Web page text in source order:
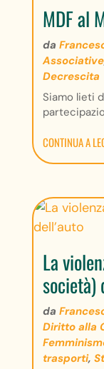
MDF al
da
Associative
Decrescita
Siamo lieti
CONTINUA A
La
società)
da
Diritto alla
trasporti,